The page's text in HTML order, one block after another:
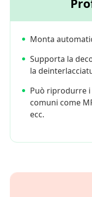
Monta
Supporta la
la
Può riprodurre
comuni come
ecc.